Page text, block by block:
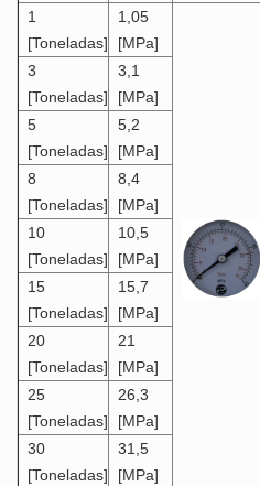
1
[Toneladas]
1,05
[MPa]
3
[Toneladas]
3,1
[MPa]
5
[Toneladas]
5,2
[MPa]
8
[Toneladas]
8,4
[MPa]
10
[Toneladas]
10,5
[MPa]
15
[Toneladas]
15,7
[MPa]
20
[Toneladas]
21
[MPa]
25
[Toneladas]
26,3
[MPa]
30
[Toneladas]
31,5
[MPa]